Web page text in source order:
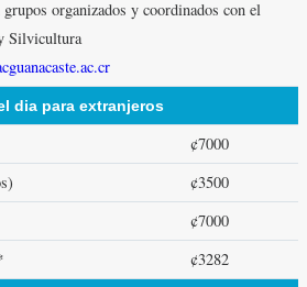
organizados y coordinados con el
Silvicultura
dia para extranjeros
¢7000
¢3500
¢7000
¢3282